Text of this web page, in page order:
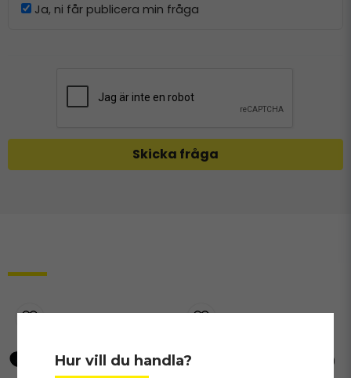
Ja, ni får publicera min fråga
Skicka fråga
Hur vill du handla?